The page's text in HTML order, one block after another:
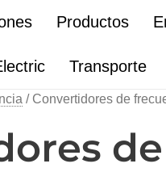
Productos
Transporte
/ Convertidores de